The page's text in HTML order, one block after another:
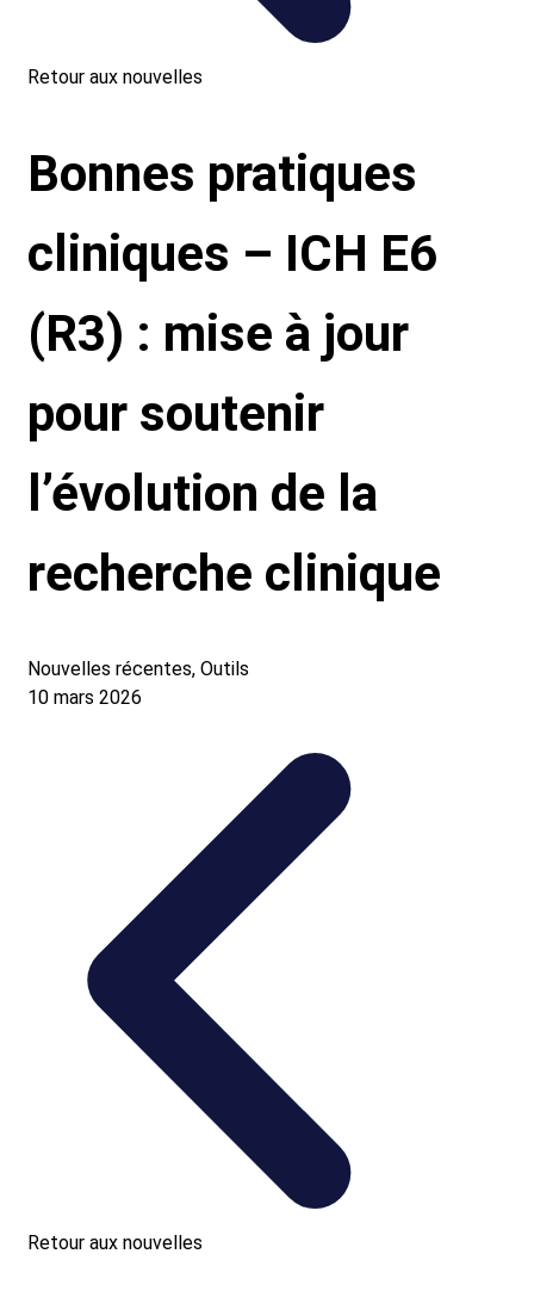
Retour aux nouvelles
Bonnes pratiques
cliniques – ICH E6
(R3) : mise à jour
pour soutenir
l’évolution de la
recherche clinique
Nouvelles récentes, Outils
10 mars 2026
Retour aux nouvelles